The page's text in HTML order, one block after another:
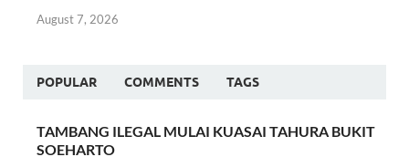
August 7, 2026
POPULAR COMMENTS TAGS
TAMBANG ILEGAL MULAI KUASAI TAHURA BUKIT
SOEHARTO